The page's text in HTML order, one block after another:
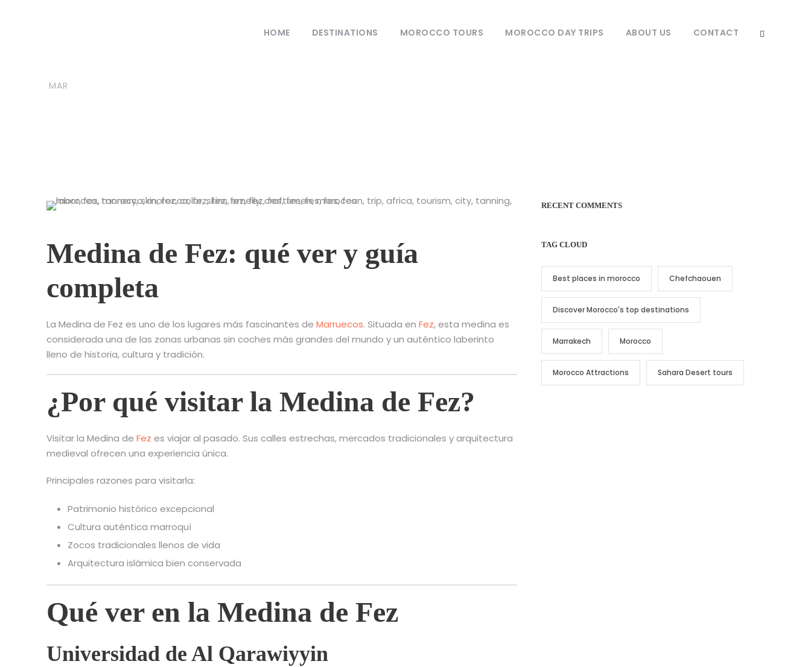
HOME DESTINATIONS MOROCCO TOURS MOROCCO DAY TRIPS ABOUT US CONTACT
MAR
Medina de Fez: qué ver y guía
completa
La Medina de Fez es uno de los lugares más fascinantes de Marruecos. Situada en Fez, esta medina es
considerada una de las zonas urbanas sin coches más grandes del mundo y un auténtico laberinto
lleno de historia, cultura y tradición.
¿Por qué visitar la Medina de Fez?
Visitar la Medina de Fez es viajar al pasado. Sus calles estrechas, mercados tradicionales y arquitectura
medieval ofrecen una experiencia única.
Principales razones para visitarla:
Patrimonio histórico excepcional
Cultura auténtica marroquí
Zocos tradicionales llenos de vida
Arquitectura islámica bien conservada
Qué ver en la Medina de Fez
Universidad de Al Qarawiyyin
RECENT COMMENTS
TAG CLOUD
Best places in morocco Chefchaouen
Discover Morocco's top destinations
Marrakech Morocco
Morocco Attractions Sahara Desert tours